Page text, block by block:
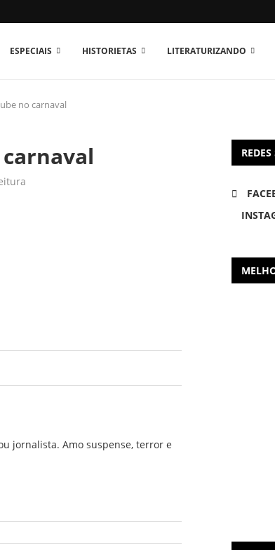
ESPECIAIS HISTORIETAS LITERATURIZANDO
no carnaval
jornalista. Amo suspense, terror e